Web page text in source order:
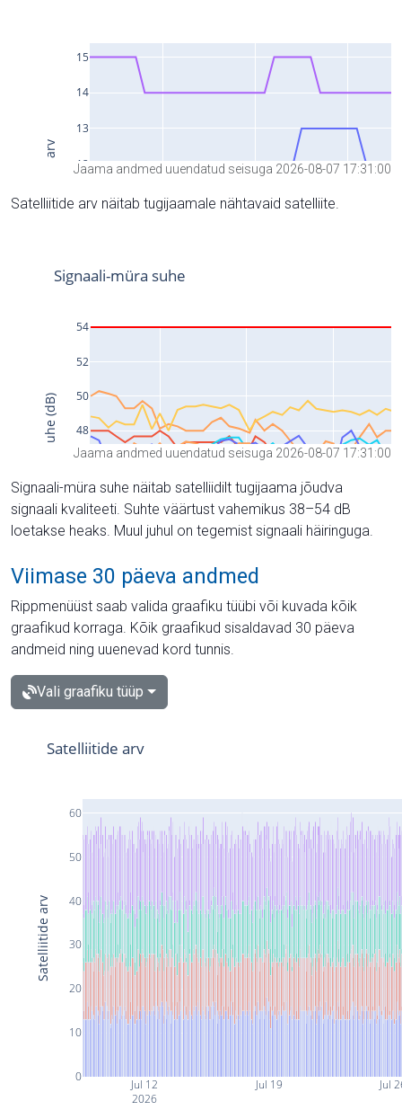
Jaama andmed uuendatud seisuga 2026-08-07 17:31:00
Satelliitide arv näitab tugijaamale nähtavaid satelliite.
Jaama andmed uuendatud seisuga 2026-08-07 17:31:00
Signaali-müra suhe näitab satelliidilt tugijaama jõudva
signaali kvaliteeti. Suhte väärtust vahemikus 38–54 dB
loetakse heaks. Muul juhul on tegemist signaali häiringuga.
Viimase 30 päeva andmed
Rippmenüüst saab valida graafiku tüübi või kuvada kõik
graafikud korraga. Kõik graafikud sisaldavad 30 päeva
andmeid ning uuenevad kord tunnis.
Vali graafiku tüüp
Jul 12
2026
Jul 19 Jul
0
10
20
30
40
50
60
Satelliitide arv
Satelliitide arv